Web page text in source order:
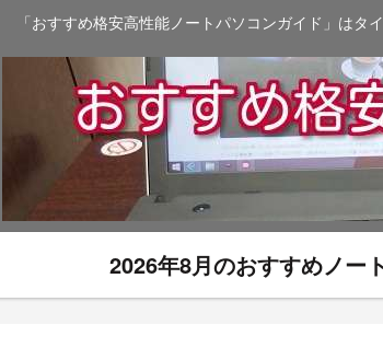
「おすすめ格安高性能ノートパソコンガイド」はタ
2026年8月のおすすめノート